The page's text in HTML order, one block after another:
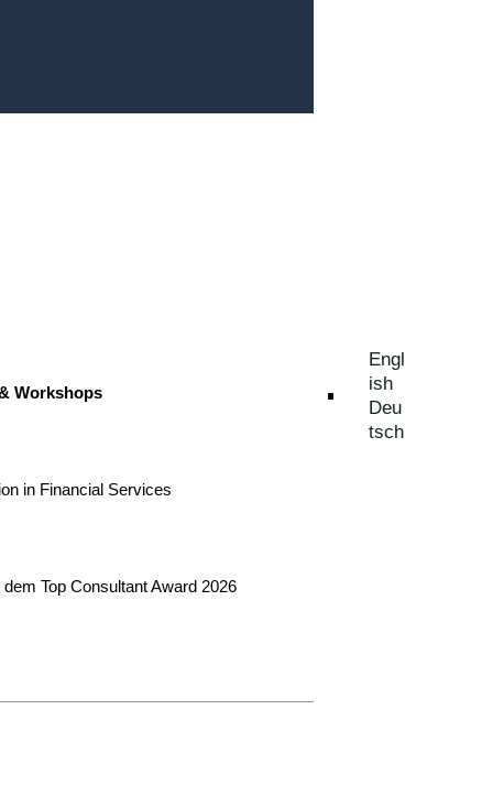
Workshops
in Financial Services
Top Consultant Award 2026
Engl
ish
Deu
tsch